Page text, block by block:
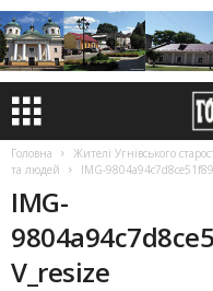
Головна
Жителі Угнівського
та людей
IMG-
IMG-
V_resize